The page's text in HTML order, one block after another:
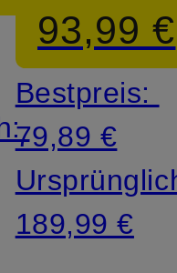
93,99 €
Bestpreis:
79,89 €
189,99 €